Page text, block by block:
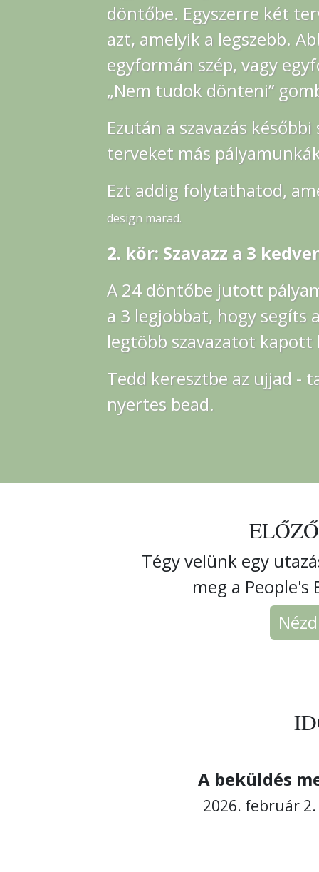
döntőbe. Egyszerre két
azt, amelyik a legszebb.
egyformán szép, vagy
„Nem tudok dönteni”
Ezután a szavazás
terveket más
Ezt addig folytathatod,
design marad.
2. kör: Szavazz a 3
A 24 döntőbe jutott
a 3 legjobbat, hogy segíts
legtöbb szavazatot kapott
Tedd keresztbe az ujjad -
nyertes bead.
Tégy velünk egy
meg a
A beküldés
2026. február